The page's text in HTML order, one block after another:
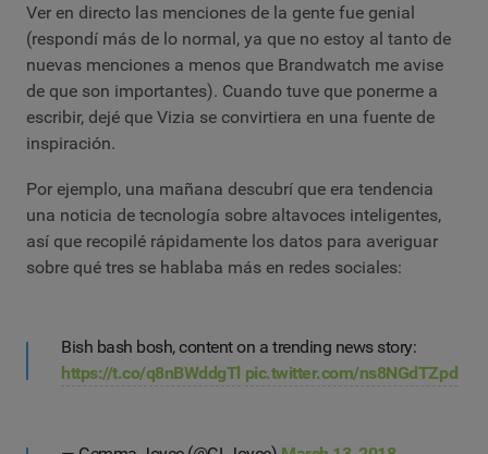
Ver en directo las menciones de la gente fue genial
(respondí más de lo normal, ya que no estoy al tanto de
nuevas menciones a menos que Brandwatch me avise
de que son importantes). Cuando tuve que ponerme a
escribir, dejé que Vizia se convirtiera en una fuente de
inspiración.
Por ejemplo, una mañana descubrí que era tendencia
una noticia de tecnología sobre altavoces inteligentes,
así que recopilé rápidamente los datos para averiguar
sobre qué tres se hablaba más en redes sociales:
Bish bash bosh, content on a trending news story:
https://t.co/q8nBWddgTl pic.twitter.com/ns8NGdTZpd